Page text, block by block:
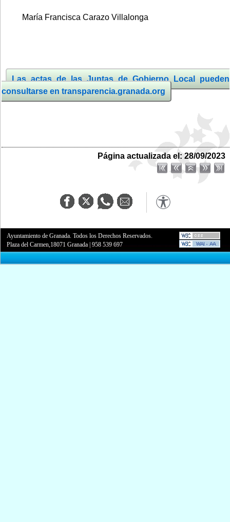
María Francisca Carazo Villalonga
Las actas de las Juntas de Gobierno Local pueden
consultarse en transparencia.granada.org
Página actualizada el: 28/09/2023
Ayuntamiento de Granada. Todos los Derechos Reservados.
Plaza del Carmen,18071 Granada |958 539 697